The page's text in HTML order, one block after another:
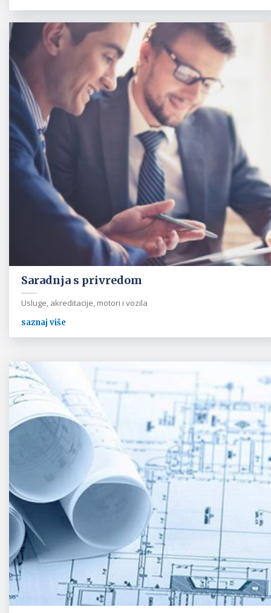
Saradnja s privredom
Usluge, akreditacije, motori i vozila
saznaj više